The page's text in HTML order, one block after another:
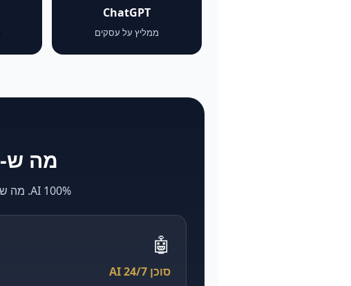
ChatGPT
ממליץ על עסקים
מה ש-Klarya עושה וסוכנות רגילה לא
100% AI. מה שאצל אחרים לוקח חודשים ועולה הון — אצלנו מהיר, מדיד וזול יותר.
🤖
סוכן AI 24/7